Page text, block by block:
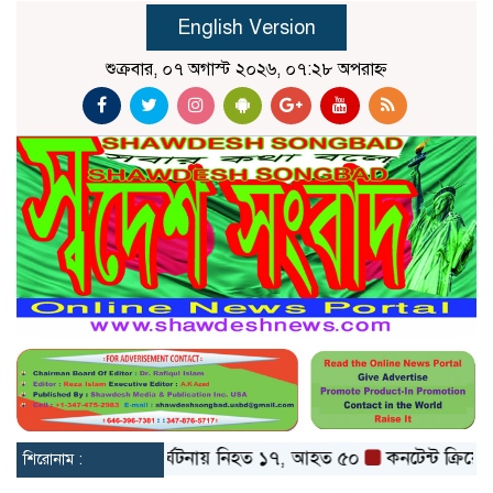
English Version
শুক্রবার, ০৭ অগাস্ট ২০২৬, ০৭:২৮ অপরাহ্ন
শিরোনাম :
ও বগুড়ায় বাস দুর্ঘটনায় নিহত ১৭, আহত ৫০ কনটেন্ট ক্রিয়েটর